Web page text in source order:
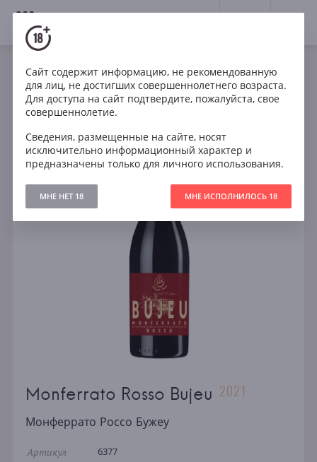
18+
Вино Красное Сухое
Италия
Monferrato Rosso Bujeu
Monferrato Rosso Bujeu 2021
Монферрато Россо Бужеу
Артикул 6377
Сайт содержит информацию, не рекомендованную
для лиц, не достигших совершеннолетнего возраста.
Для доступа на сайт подтвердите, пожалуйста, свое
совершеннолетие.
Сведения, размещенные на сайте, носят
исключительно информационный характер и
предназначены только для личного использования.
МНЕ НЕТ 18 МНЕ ИСПОЛНИЛОСЬ 18